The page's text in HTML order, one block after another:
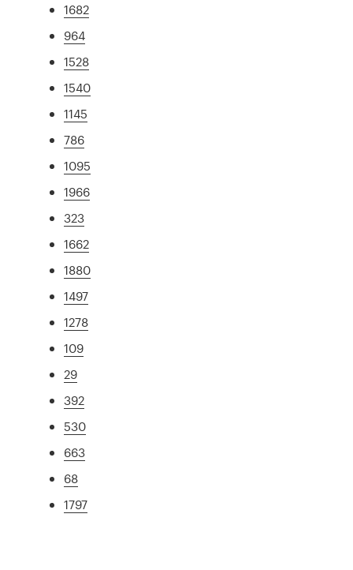
1682
964
1528
1540
1145
786
1095
1966
323
1662
1880
1497
1278
109
29
392
530
663
68
1797